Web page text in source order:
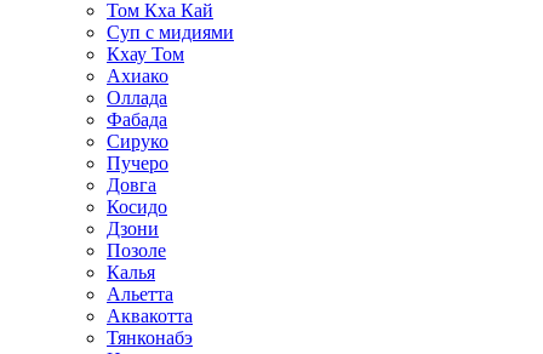
Том Кха Кай
Суп с мидиями
Кхау Том
Ахиако
Оллада
Фабада
Сируко
Пучеро
Довга
Косидо
Дзони
Позоле
Калья
Альетта
Аквакотта
Тянконабэ